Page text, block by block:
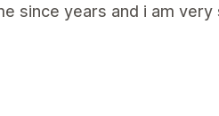
since years and i am